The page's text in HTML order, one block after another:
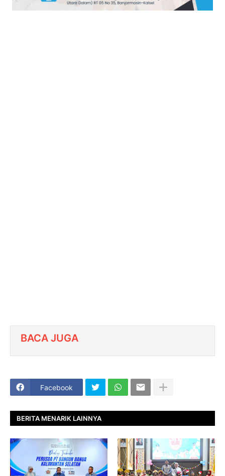
BACA JUGA
Facebook
BERITA MENARIK LAINNYA